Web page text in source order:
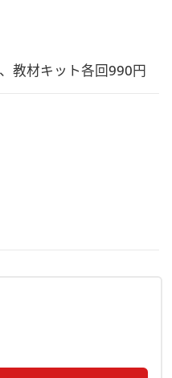
ット各回990円